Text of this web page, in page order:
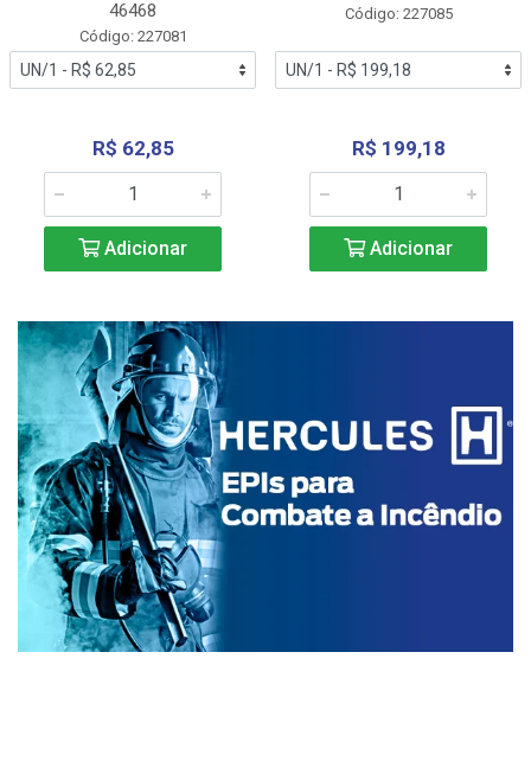
46468
Código: 227081
R$ 62,85
Adicionar
Código: 227085
R$ 199,18
Adicionar